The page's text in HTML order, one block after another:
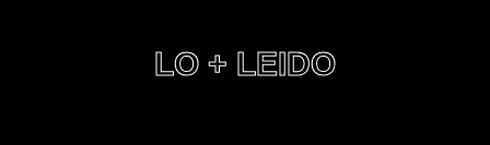
LO + LEIDO